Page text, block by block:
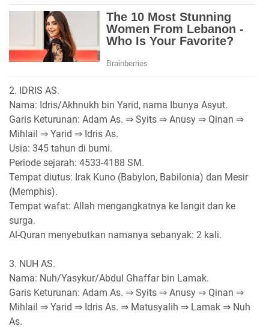
2. IDRIS AS.
Nama: Idris/Akhnukh bin Yarid, nama Ibunya Asyut.
Garis Keturunan: Adam As. ⇒ Syits ⇒ Anusy ⇒ Qinan ⇒
Mihlail ⇒ Yarid ⇒ Idris As.
Usia: 345 tahun di bumi.
Periode sejarah: 4533-4188 SM.
Tempat diutus: Irak Kuno (Babylon, Babilonia) dan Mesir
(Memphis).
Tempat wafat: Allah mengangkatnya ke langit dan ke
surga.
Al-Quran menyebutkan namanya sebanyak: 2 kali.
3. NUH AS.
Nama: Nuh/Yasykur/Abdul Ghaffar bin Lamak.
Garis Keturunan: Adam As. ⇒ Syits ⇒ Anusy ⇒ Qinan ⇒
Mihlail ⇒ Yarid ⇒ Idris As. ⇒ Matusyalih ⇒ Lamak ⇒ Nuh
As.